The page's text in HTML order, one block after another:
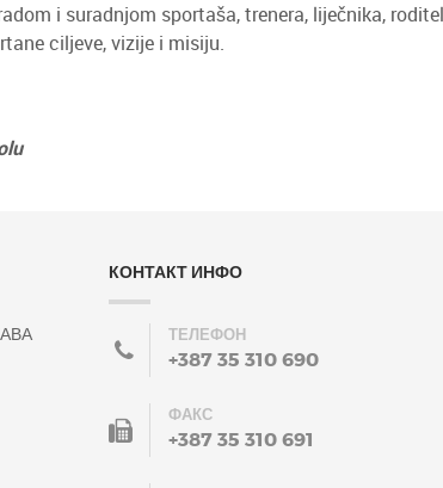
i suradnjom sportaša, trenera, liječnika,
ciljeve, vizije i misiju.
КОНТАКТ ИНФО
ТЕЛЕФОН
+387 35 310 690
ФАКС
+387 35 310 691